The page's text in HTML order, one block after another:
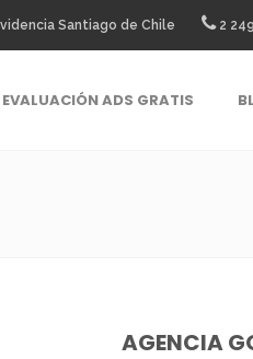
Santiago de Chile 2
EVALUACIÓN ADS GRATIS
AGENCIA